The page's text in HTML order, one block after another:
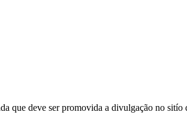
que deve ser promovida a divulgação no